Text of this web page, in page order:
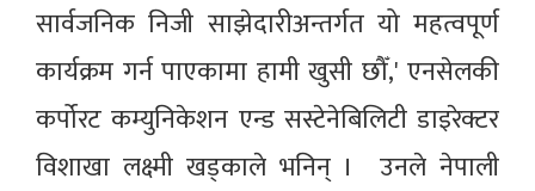
सार्वजनिक निजी साझेदारीअन्तर्गत यो महत्वपूर्ण
कार्यक्रम गर्न पाएकामा हामी खुसी छौँ,' एनसेलकी
कर्पोरट कम्युनिकेशन एन्ड सस्टेनेबिलिटी डाइरेक्टर
विशाखा लक्ष्मी खड्काले भनिन् । उनले नेपाली